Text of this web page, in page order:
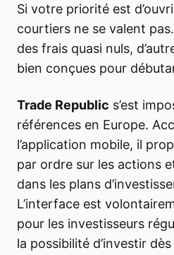
Si votre priorité est
courtiers ne se valent
des frais quasi nuls,
bien conçues pour
Trade Republic s’est
références en Europe.
l’application mobile, il
par ordre sur les actions
dans les plans
L’interface est
pour les investisseurs
la possibilité d’investir